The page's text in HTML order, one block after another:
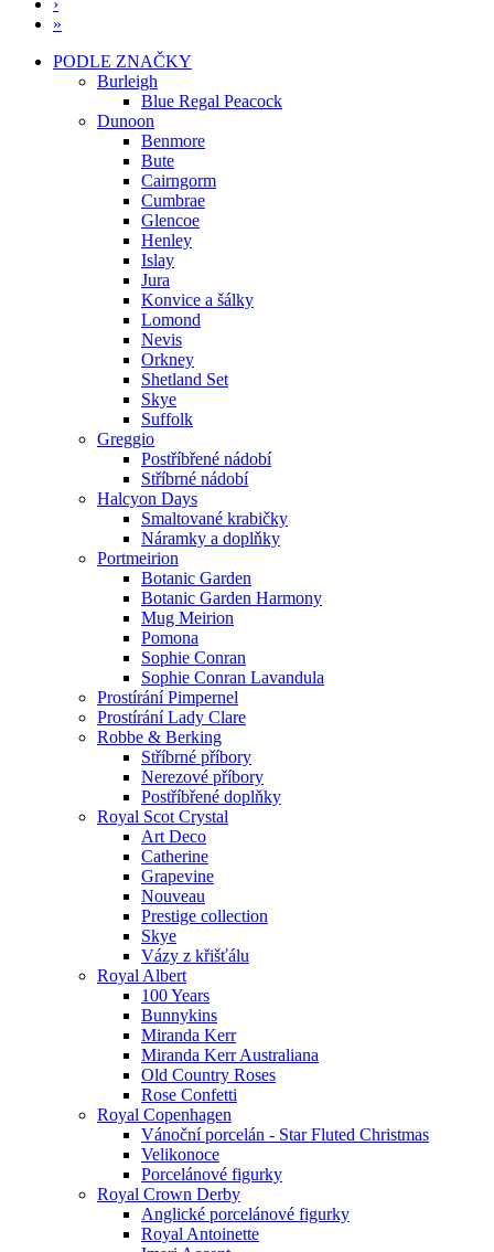
»
PODLE ZNAČKY
Burleigh
Blue Regal Peacock
Dunoon
Benmore
Bute
Cairngorm
Cumbrae
Glencoe
Henley
Islay
Jura
Konvice a šálky
Lomond
Nevis
Orkney
Shetland Set
Skye
Suffolk
Greggio
Postříbřené nádobí
Stříbrné nádobí
Halcyon Days
Smaltované krabičky
Náramky a doplňky
Portmeirion
Botanic Garden
Botanic Garden Harmony
Mug Meirion
Pomona
Sophie Conran
Sophie Conran Lavandula
Prostírání Pimpernel
Prostírání Lady Clare
Robbe & Berking
Stříbrné příbory
Nerezové příbory
Postříbřené doplňky
Royal Scot Crystal
Art Deco
Catherine
Grapevine
Nouveau
Prestige collection
Skye
Vázy z křišťálu
Royal Albert
100 Years
Bunnykins
Miranda Kerr
Miranda Kerr Australiana
Old Country Roses
Rose Confetti
Royal Copenhagen
Vánoční porcelán - Star Fluted Christmas
Velikonoce
Porcelánové figurky
Royal Crown Derby
Anglické porcelánové figurky
Royal Antoinette